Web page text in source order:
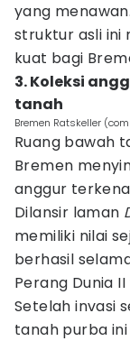
yang
struktur asli ini
kuat bagi
3. Koleksi
tanah
Bremen Ratskeller
Ruang bawah
Bremen
anggur
Dilansir laman
memiliki nilai
berhasil
Perang Dunia
Setelah invasi
tanah purba